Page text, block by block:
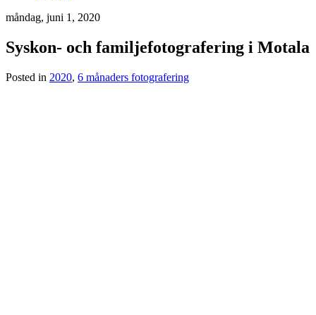
måndag, juni 1, 2020
Syskon- och familjefotografering i Motala
Posted in 2020, 6 månaders fotografering